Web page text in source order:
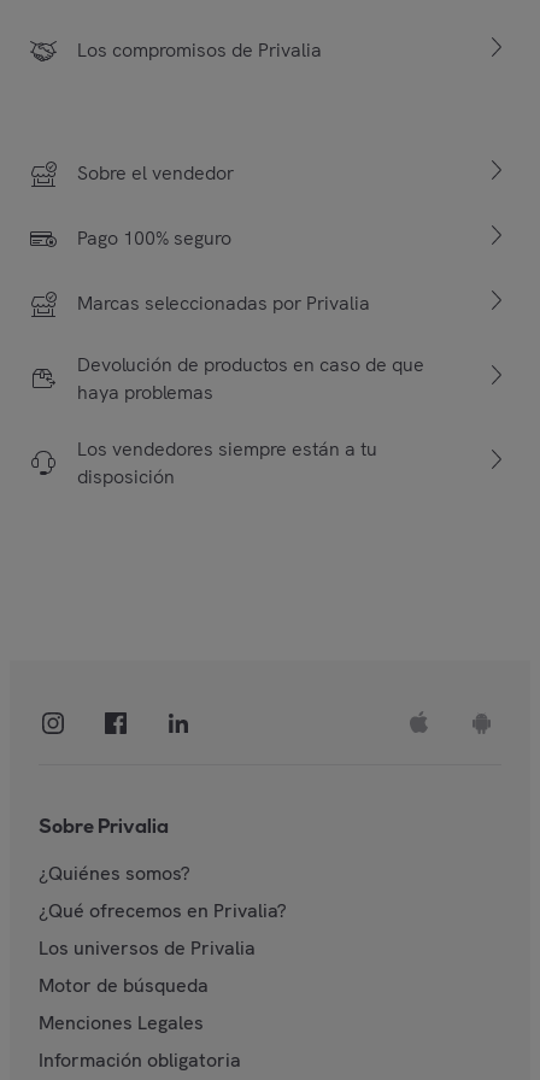
Los compromisos de Privalia
Sobre el vendedor
Pago 100% seguro
Marcas seleccionadas por Privalia
Devolución de productos en caso de que
haya problemas
Los vendedores siempre están a tu
disposición
Sobre Privalia
¿Quiénes somos?
¿Qué ofrecemos en Privalia?
Los universos de Privalia
Motor de búsqueda
Menciones Legales
Información obligatoria